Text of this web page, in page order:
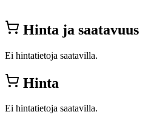
Hinta ja saatavuus
Ei hintatietoja saatavilla.
Hinta
Ei hintatietoja saatavilla.